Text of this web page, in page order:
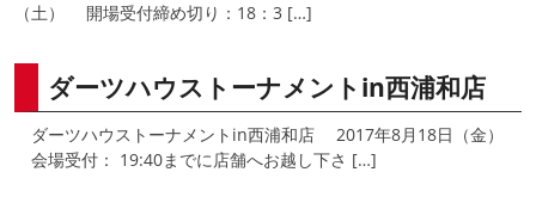
（土） 開場受付締め切り：18：3 […]
ダーツハウストーナメントin西浦和店
ダーツハウストーナメントin西浦和店 2017年8月18日（金）
会場受付： 19:40までに店舗へお越し下さ […]